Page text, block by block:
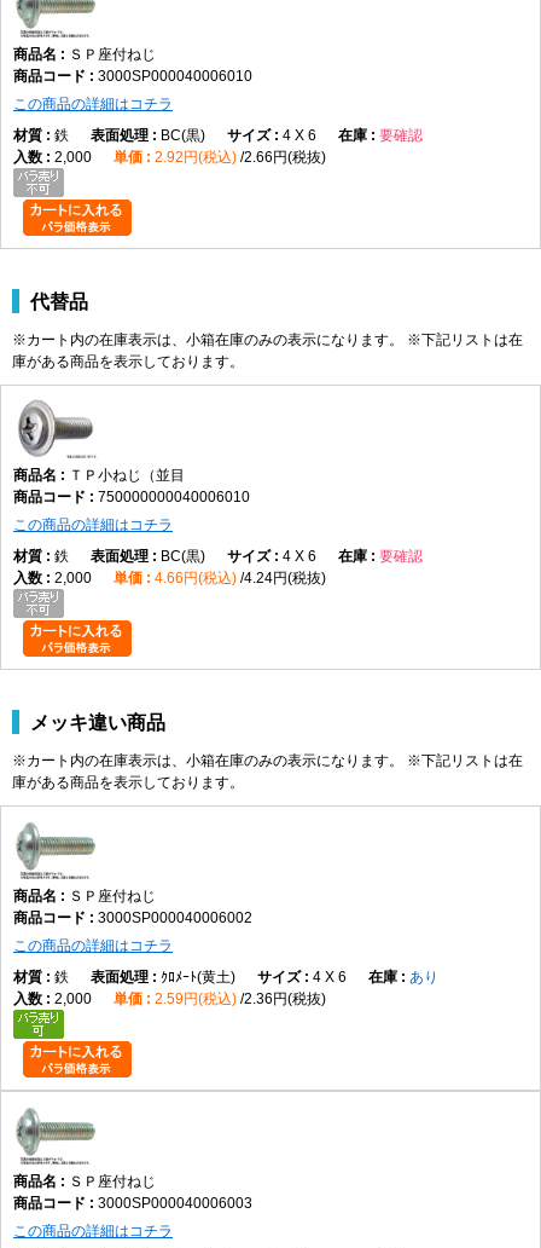
ＳＰ座付ねじ
3000SP000040006010
この商品の詳細はコチラ
鉄
BC(黒) 4 X 6
要確認
2,000
2.92円(税込) 2.66円(税抜)
代替品
※カート内の在庫表示は、小箱在庫のみの表示になります。 ※下記リストは在
庫がある商品を表示しております。
ＴＰ小ねじ（並目
750000000040006010
この商品の詳細はコチラ
鉄
BC(黒) 4 X 6
要確認
2,000
4.66円(税込) 4.24円(税抜)
メッキ違い商品
※カート内の在庫表示は、小箱在庫のみの表示になります。 ※下記リストは在
庫がある商品を表示しております。
ＳＰ座付ねじ
3000SP000040006002
この商品の詳細はコチラ
鉄
ｸﾛﾒｰﾄ(黄土) 4 X 6
あり
2,000
2.59円(税込) 2.36円(税抜)
ＳＰ座付ねじ
3000SP000040006003
この商品の詳細はコチラ